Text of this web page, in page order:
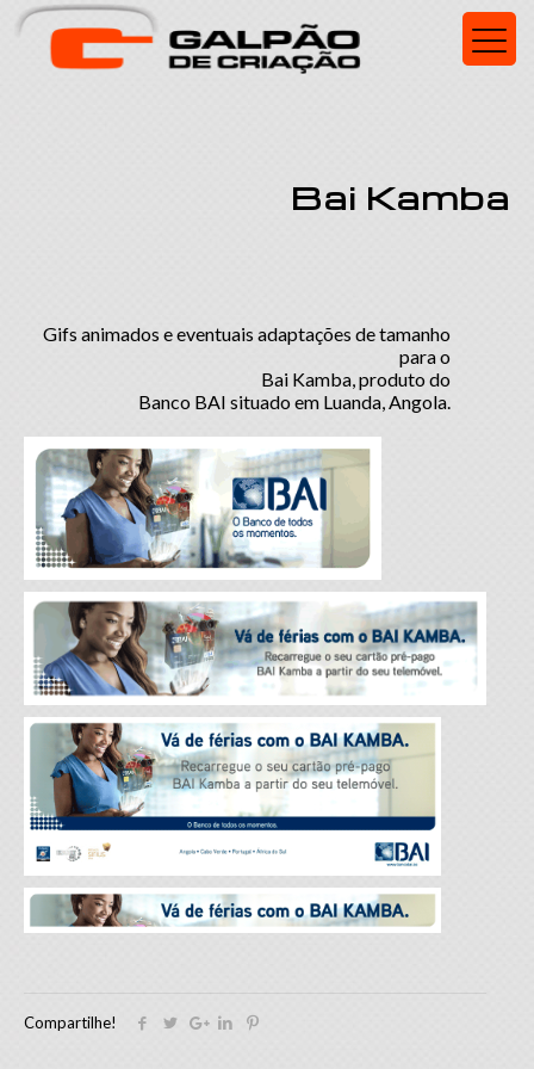
Bai Kamba
Gifs animados e eventuais adaptações de tamanho
para o
Bai Kamba,produto do
Banco BAI situado em Luanda, Angola.
Compartilhe!